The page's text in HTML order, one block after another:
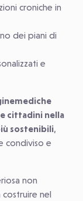
croniche in
dei piani di
e
cittadini nella
sostenibili,
condiviso e
non
nel